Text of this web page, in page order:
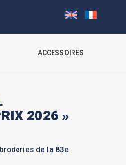
ACCESSOIRES
2026 »
de la 83e